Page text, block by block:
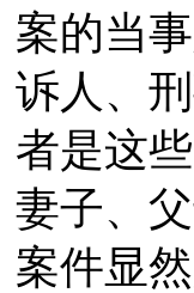
案的当
诉人、
者是这
妻子、
案件显